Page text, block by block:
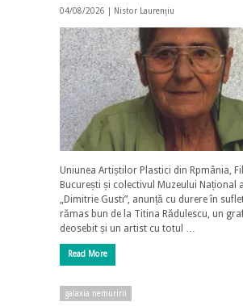
04/08/2026 | Nistor Laurențiu
Uniunea Artiștilor Plastici din Rpmânia,
București și colectivul Muzeului Național
„Dimitrie Gusti”, anunță cu durere în
rămas bun de la Titina Rădulescu, un
deosebit și un artist cu totul …
Read More
galaxia nemuririi